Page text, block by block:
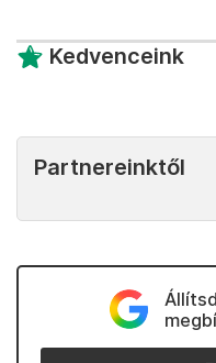
Kedvenceink
Partnereinktől